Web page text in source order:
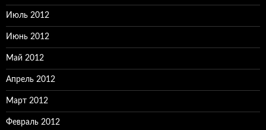
Июль 2012
Июнь 2012
Май 2012
Апрель 2012
Март 2012
Февраль 2012